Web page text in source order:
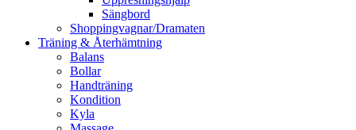
Sängbord
Shoppingvagnar/Dramaten
Träning & Återhämtning
Balans
Bollar
Handträning
Kondition
Kyla